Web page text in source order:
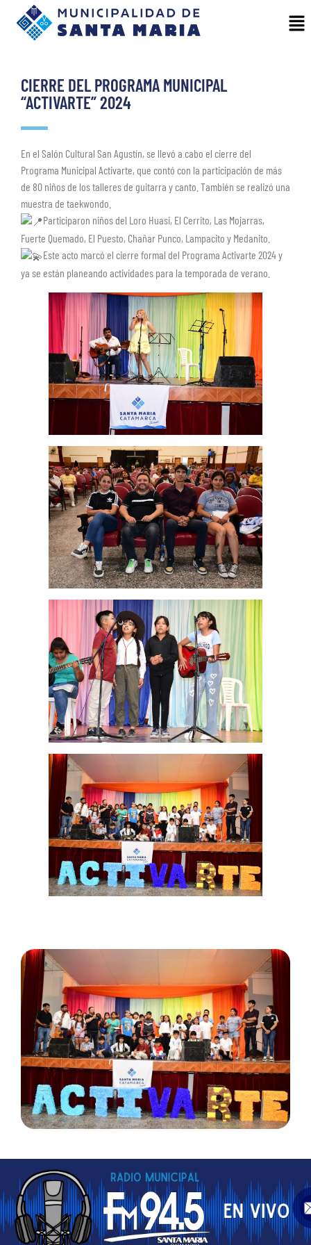
CIERRE DEL PROGRAMA MUNICIPAL
“ACTIVARTE” 2024
En el Salón Cultural San Agustín, se llevó a cabo el cierre del
Programa Municipal Activarte, que contó con la participación de más
de 80 niños de los talleres de guitarra y canto. También se realizó una
muestra de taekwondo.
Participaron niños del Loro Huasi, El Cerrito, Las Mojarras,
Fuerte Quemado, El Puesto, Chañar Punco, Lampacito y Medanito.
Este acto marcó el cierre formal del Programa Activarte 2024 y
ya se están planeando actividades para la temporada de verano.